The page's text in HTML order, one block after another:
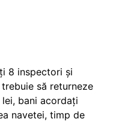
8 inspectori și
să returneze
bani acordați
navetei, timp de